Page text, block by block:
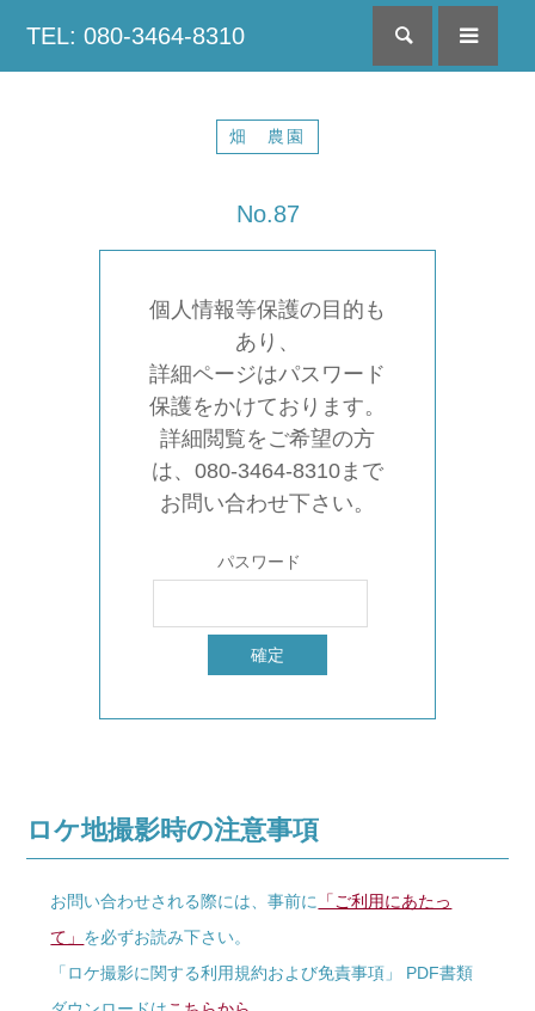
TEL: 080-3464-8310 検索
畑 農園
No.87
個人情報等保護の目的も
あり、
詳細ページはパスワード
保護をかけております。
詳細閲覧をご希望の方
は、080-3464-8310まで
お問い合わせ下さい。
パスワード
ロケ地撮影時の注意事項
お問い合わせされる際には、事前に 「ご利用にあたっ
て」 を必ずお読み下さい。
「ロケ撮影に関する利用規約および免責事項」 PDF書類